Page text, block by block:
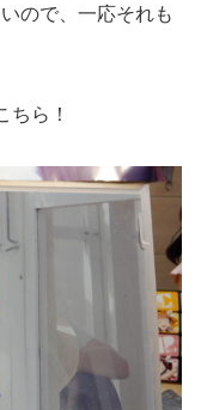
ので、一応それも
ちら！